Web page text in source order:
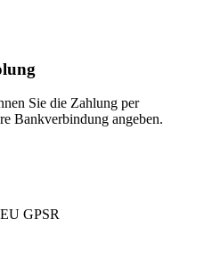
Sie die Zahlung per
Bankverbindung angeben.
GPSR